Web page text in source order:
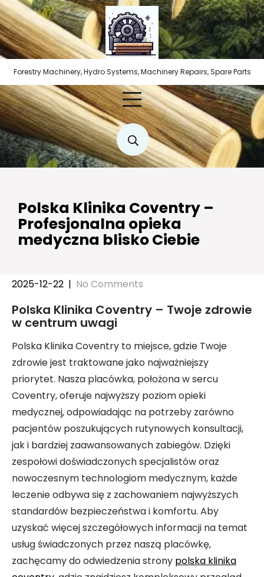
Skip
to
content
Forestry Machinery, Hydro Systems, Machinery Repairs, Spare Parts
Polska Klinika Coventry –
Profesjonalna opieka
medyczna blisko Ciebie
2025-12-22 | No Comments
Polska Klinika Coventry – Twoje zdrowie
w centrum uwagi
Polska Klinika Coventry to miejsce, gdzie Twoje
zdrowie jest traktowane jako najważniejszy
priorytet. Nasza placówka, położona w sercu
Coventry, oferuje najwyższy poziom opieki
medycznej, odpowiadając na potrzeby zarówno
pacjentów poszukujących rutynowych konsultacji,
jak i bardziej zaawansowanych zabiegów. Dzięki
zespołowi doświadczonych specjalistów oraz
nowoczesnym technologiom medycznym, każde
leczenie odbywa się z zachowaniem najwyższych
standardów bezpieczeństwa i komfortu. Aby
uzyskać więcej szczegółowych informacji na temat
usług świadczonych przez naszą placówkę,
zachęcamy do odwiedzenia strony polska klinika